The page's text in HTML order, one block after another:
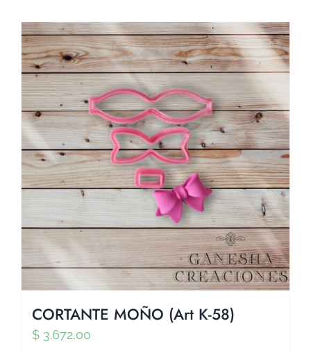
CORTANTE MOÑO (Art K-58)
$ 3.672,00